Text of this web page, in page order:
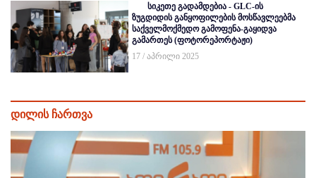
სიკეთე გადამდებია - GLC-ის
ზუგდიდის განყოფილების მოსწავლეებმა
საქველმოქმედო გამოფენა-გაყიდვა
გამართეს (ფოტორეპორტაჟი)
17 / აპრილი 2025
დილის ჩართვა